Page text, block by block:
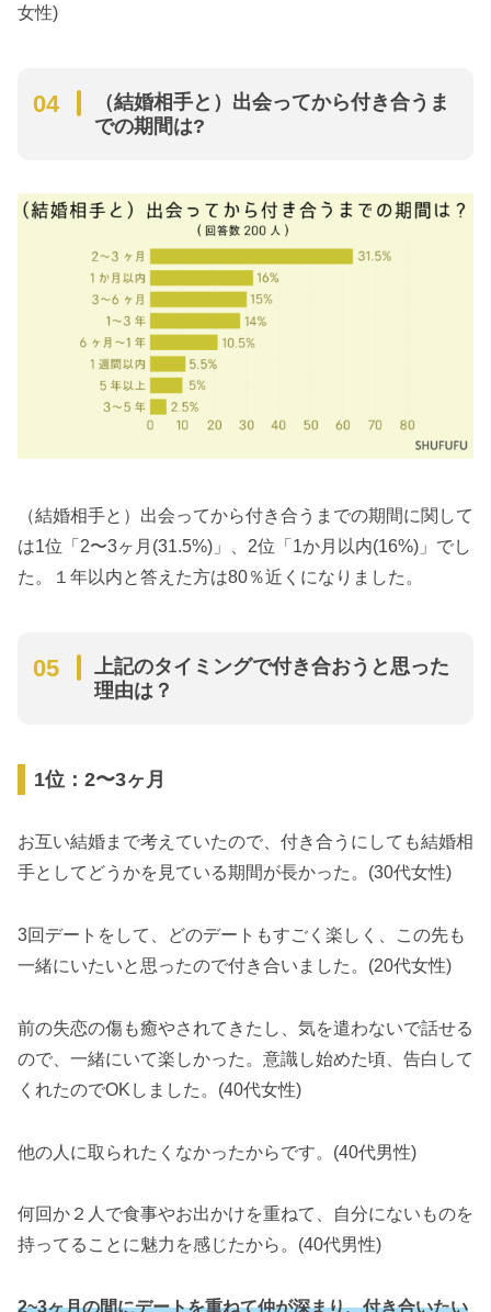
女性)
（結婚相手と）出会ってから付き合うま
での期間は?
（結婚相手と）出会ってから付き合うまでの期間に関して
は1位「2〜3ヶ月(31.5%)」、2位「1か月以内(16%)」でし
た。１年以内と答えた方は80％近くになりました。
上記のタイミングで付き合おうと思った
理由は？
1位：2〜3ヶ月
お互い結婚まで考えていたので、付き合うにしても結婚相
手としてどうかを見ている期間が長かった。(30代女性)
3回デートをして、どのデートもすごく楽しく、この先も
一緒にいたいと思ったので付き合いました。(20代女性)
前の失恋の傷も癒やされてきたし、気を遣わないで話せる
ので、一緒にいて楽しかった。意識し始めた頃、告白して
くれたのでOKしました。(40代女性)
他の人に取られたくなかったからです。(40代男性)
何回か２人で食事やお出かけを重ねて、自分にないものを
持ってることに魅力を感じたから。(40代男性)
2~3ヶ月の間にデートを重ねて仲が深まり、付き合いたい